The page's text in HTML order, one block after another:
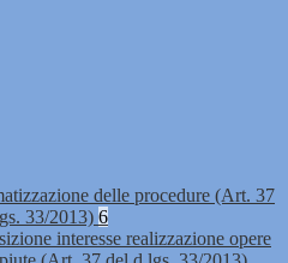
delle procedure (Art. 37
33/2013) 6
interesse realizzazione opere